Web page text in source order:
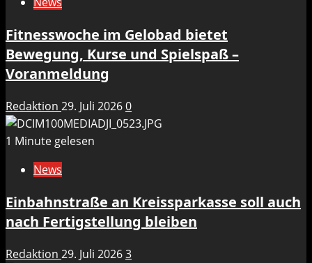
Fitnesswoche im Gelobad bietet
Bewegung, Kurse und Spielspaß –
Voranmeldung
Redaktion 29. Juli 20260
1 Minute gelesen
News
Einbahnstraße an Kreissparkasse soll auch
nach Fertigstellung bleiben
Redaktion 29. Juli 20263